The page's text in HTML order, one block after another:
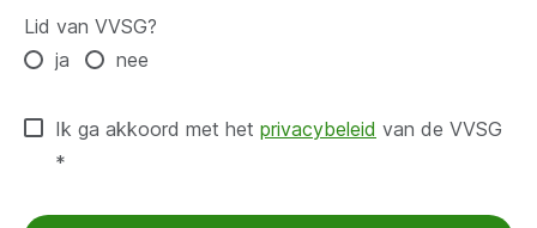
Lid van VVSG?
ja
nee
Ik ga akkoord met het privacybeleid van de VVSG
*